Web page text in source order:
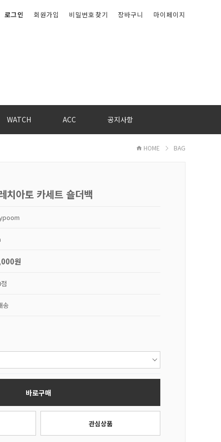
로그인 회원가입 비밀번호찾기 장바구니 마이페이지
WATCH ACC 공지사항
HOME BAG
치아토 카세트 숄더백
원
송
바로구매
관심상품